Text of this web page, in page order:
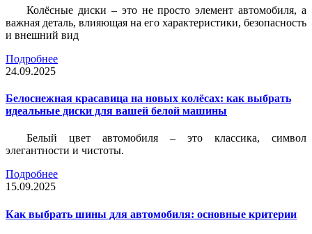
Колёсные диски – это не просто элемент автомобиля, а
важная деталь, влияющая на его характеристики, безопасность
и внешний вид
Подробнее
24.09.2025
Белоснежная красавица на новых колёсах: как выбрать
идеальные диски для вашей белой машины
Белый цвет автомобиля – это классика, символ
элегантности и чистоты.
Подробнее
15.09.2025
Как выбрать шины для автомобиля: основные критерии